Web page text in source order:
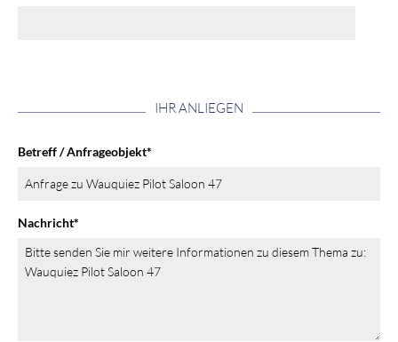
IHR ANLIEGEN
Betreff / Anfrageobjekt*
Nachricht*